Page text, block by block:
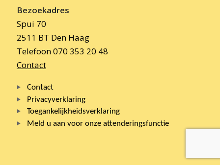
Bezoekadres
Spui 70
2511 BT Den Haag
Telefoon 070 353 20 48
Contact
Contact
Privacyverklaring
Toegankelijkheidsverklaring
Meld u aan voor onze attenderingsfunctie